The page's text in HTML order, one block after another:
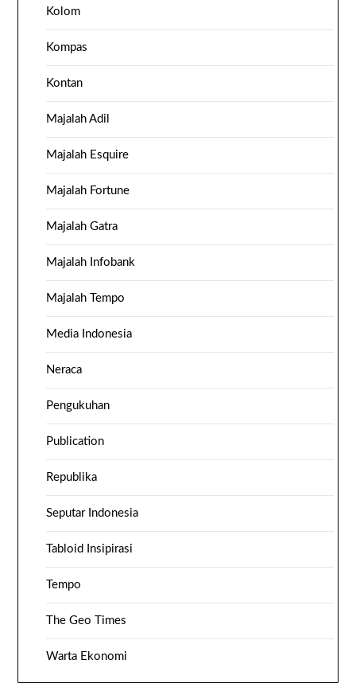
Kolom
Kompas
Kontan
Majalah Adil
Majalah Esquire
Majalah Fortune
Majalah Gatra
Majalah Infobank
Majalah Tempo
Media Indonesia
Neraca
Pengukuhan
Publication
Republika
Seputar Indonesia
Tabloid Insipirasi
Tempo
The Geo Times
Warta Ekonomi